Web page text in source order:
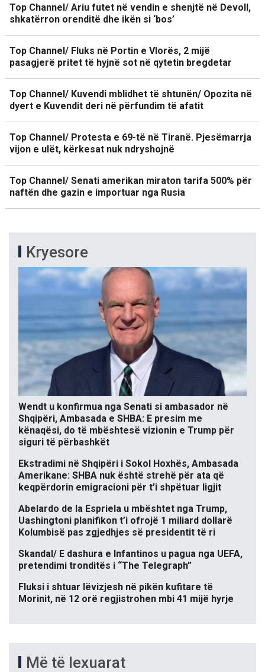
Top Channel/ Ariu futet në vendin e shenjtë në Devoll,
shkatërron orenditë dhe ikën si ‘bos’
Top Channel/ Fluks në Portin e Vlorës, 2 mijë
pasagjerë pritet të hyjnë sot në qytetin bregdetar
Top Channel/ Kuvendi mblidhet të shtunën/ Opozita në
dyert e Kuvendit deri në përfundim të afatit
Top Channel/ Protesta e 69-të në Tiranë. Pjesëmarrja
vijon e ulët, kërkesat nuk ndryshojnë
Top Channel/ Senati amerikan miraton tarifa 500% për
naftën dhe gazin e importuar nga Rusia
Kryesore
Wendt u konfirmua nga Senati si ambasador në
Shqipëri, Ambasada e SHBA: E presim me
kënaqësi, do të mbështesë vizionin e Trump për
siguri të përbashkët
Ekstradimi në Shqipëri i Sokol Hoxhës, Ambasada
Amerikane: SHBA nuk është strehë për ata që
keqpërdorin emigracioni për t’i shpëtuar ligjit
Abelardo de la Espriela u mbështet nga Trump,
Uashingtoni planifikon t’i ofrojë 1 miliard dollarë
Kolumbisë pas zgjedhjes së presidentit të ri
Skandal/ E dashura e Infantinos u pagua nga UEFA,
pretendimi tronditës i “The Telegraph”
Fluksi i shtuar lëvizjesh në pikën kufitare të
Morinit, në 12 orë regjistrohen mbi 41 mijë hyrje
Më të lexuarat